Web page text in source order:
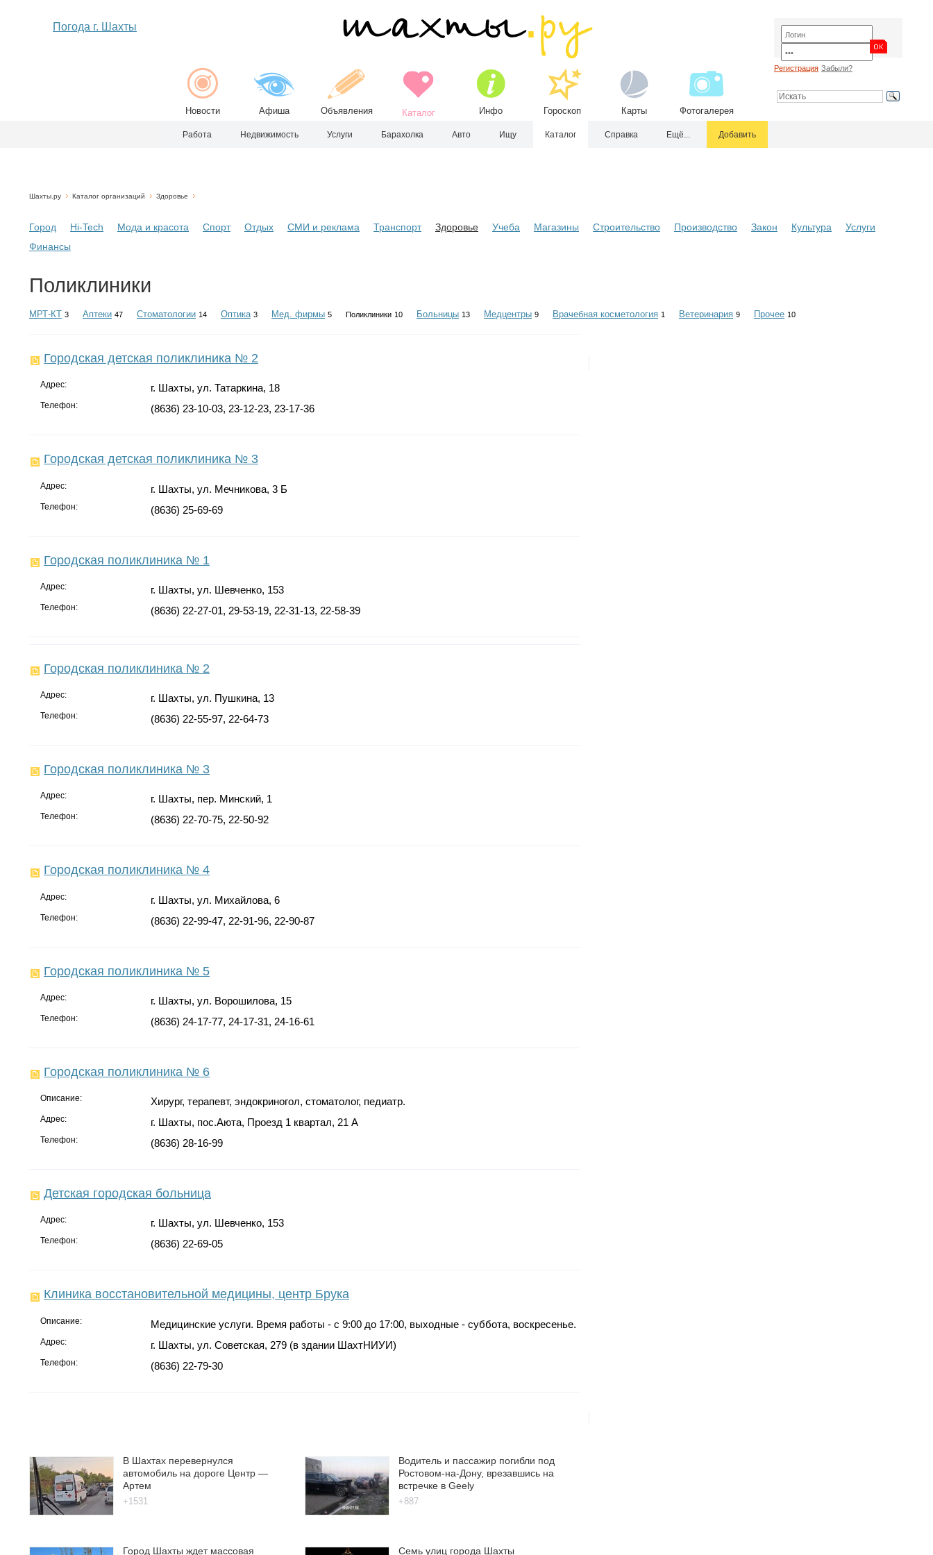
Погода г. Шахты
Новости Афиша Объявления Каталог Инфо Гороскоп Карты Фотогалерея
Регистрация Забыли?
Работа Недвижимость Услуги Барахолка Авто Ищу Каталог Справка Ещё... Добавить
Шахты.ру Каталог организаций Здоровье
Город Hi-Tech Мода и красота Спорт Отдых СМИ и реклама Транспорт Здоровье Учеба Магазины Строительство Производство Закон Культура
Услуги
Финансы
Поликлиники
МРТ-КТ 3 Аптеки 47 Стоматологии 14 Оптика 3 Мед. фирмы 5 Поликлиники 10 Больницы 13 Медцентры 9 Врачебная косметология 1 Ветеринария 9 Прочее 10
Городская детская поликлиника № 2
Адрес: г. Шахты, ул. Татаркина, 18
Телефон: (8636) 23-10-03, 23-12-23, 23-17-36
Городская детская поликлиника № 3
Адрес: г. Шахты, ул. Мечникова, 3 Б
Телефон: (8636) 25-69-69
Городская поликлиника № 1
Адрес: г. Шахты, ул. Шевченко, 153
Телефон: (8636) 22-27-01, 29-53-19, 22-31-13, 22-58-39
Городская поликлиника № 2
Адрес: г. Шахты, ул. Пушкина, 13
Телефон: (8636) 22-55-97, 22-64-73
Городская поликлиника № 3
Адрес: г. Шахты, пер. Минский, 1
Телефон: (8636) 22-70-75, 22-50-92
Городская поликлиника № 4
Адрес: г. Шахты, ул. Михайлова, 6
Телефон: (8636) 22-99-47, 22-91-96, 22-90-87
Городская поликлиника № 5
Адрес: г. Шахты, ул. Ворошилова, 15
Телефон: (8636) 24-17-77, 24-17-31, 24-16-61
Городская поликлиника № 6
Описание: Хирург, терапевт, эндокриногол, стоматолог, педиатр.
Адрес: г. Шахты, пос.Аюта, Проезд 1 квартал, 21 А
Телефон: (8636) 28-16-99
Детская городская больница
Адрес: г. Шахты, ул. Шевченко, 153
Телефон: (8636) 22-69-05
Клиника восстановительной медицины, центр Брука
Описание: Медицинские услуги. Время работы - с 9:00 до 17:00, выходные - суббота, воскресенье.
Адрес: г. Шахты, ул. Советская, 279 (в здании ШахтНИУИ)
Телефон: (8636) 22-79-30
В Шахтах перевернулся
автомобиль на дороге Центр —
Артем
+1531
Водитель и пассажир погибли под
Ростовом-на-Дону, врезавшись на
встречке в Geely
+887
Город Шахты ждет массовая Семь улиц города Шахты